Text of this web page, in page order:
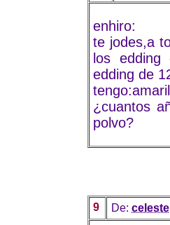
enhiro:
te jodes,a
los
edding de
¿cuantos
polvo?
9 De: celeste